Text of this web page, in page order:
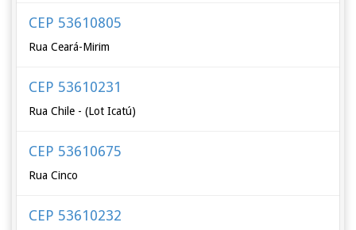
CEP 53610805
Rua Ceará-Mirim
CEP 53610231
Rua Chile - (Lot Icatú)
CEP 53610675
Rua Cinco
CEP 53610232